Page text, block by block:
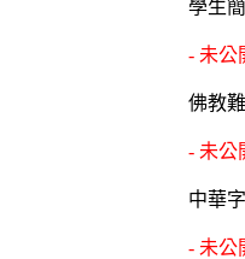
學生
- 未公
佛教
- 未公
中華
- 未公